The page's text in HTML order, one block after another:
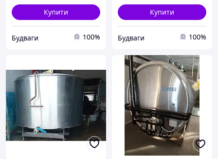
Купити
Будваги 100%
Купити
Будваги 100%